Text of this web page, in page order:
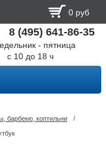
0 руб
8 (495) 641-86-35
- пятница
с 10 до 18 ч
барбекю, коптильни /